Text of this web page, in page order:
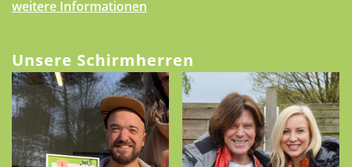
weitere Informationen
Unsere Schirmherren